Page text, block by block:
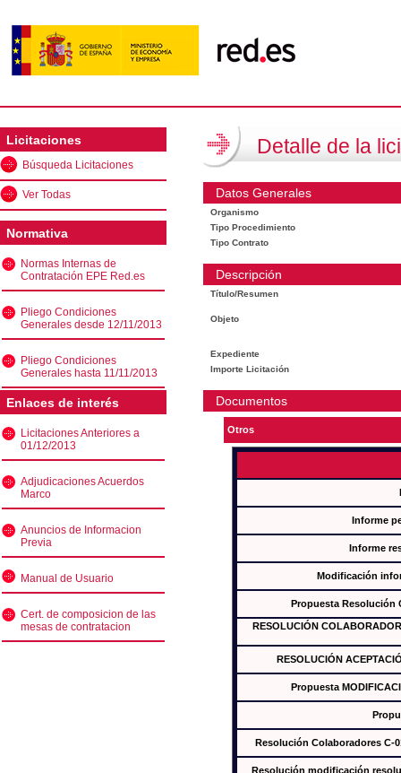
Licitaciones
Búsqueda Licitaciones
Ver Todas
Normativa
Normas Internas de
Contratación EPE Red.es
Pliego Condiciones
Generales desde 12/11/2013
Pliego Condiciones
Generales hasta 11/11/2013
Enlaces de interés
Licitaciones Anteriores a
01/12/2013
Adjudicaciones Acuerdos
Marco
Anuncios de Informacion
Previa
Manual de Usuario
Cert. de composicion de las
mesas de contratacion
Detalle de la
Datos Generales
Organismo
Tipo Procedimiento
Tipo Contrato
Descripción
Título/Resumen
Objeto
Expediente
Importe Licitación
Documentos
Otros
Informe
Informe
Modificación
Propuesta Resolución
RESOLUCIÓN
RESOLUCIÓN
Propuesta
Resolución Colaboradores C-
Resolución modificación